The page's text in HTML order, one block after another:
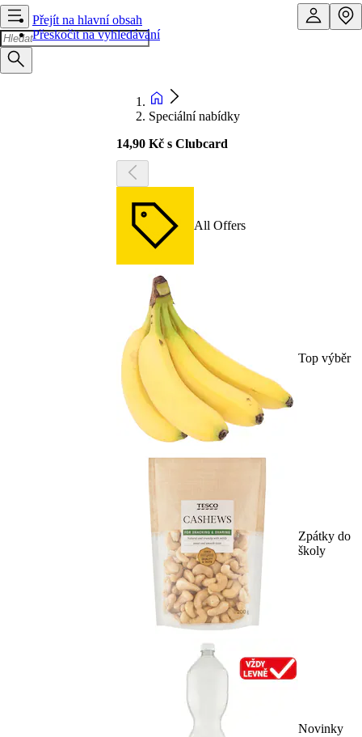
Přejít na hlavní obsah
Přeskočit na vyhledávání
Speciální nabídky
14,90 Kč s Clubcard
All Offers
Top výběr
Zpátky do
školy
Novinky